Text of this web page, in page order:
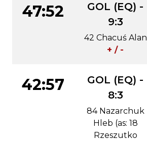
47:52
GOL (EQ) -
9:3
42 Chacuś Alan
+ / -
42:57
GOL (EQ) -
8:3
84 Nazarchuk
Hleb (as: 18
Rzeszutko